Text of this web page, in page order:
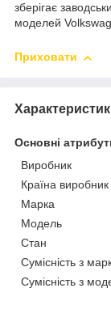
зберігає
моделей
Приховати
Основні
Виробник
Країна виробник
Марка
Модель
Стан
Сумісність з
Сумісність з